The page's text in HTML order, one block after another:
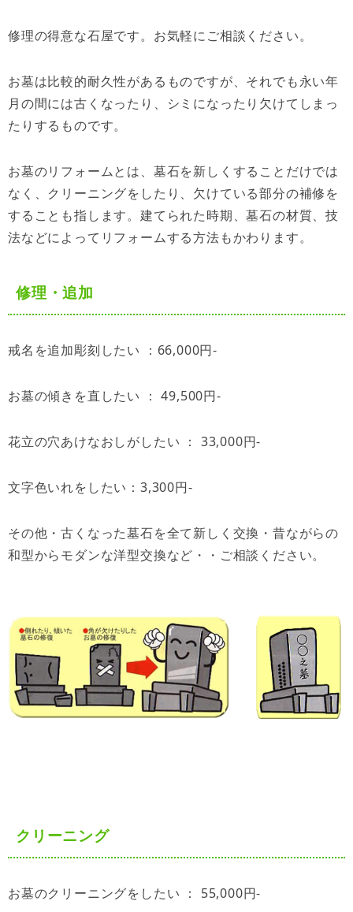
修理の得意な石屋です。お気軽にご相談ください。
お墓は比較的耐久性があるものですが、それでも永い年
月の間には古くなったり、シミになったり欠けてしまっ
たりするものです。
お墓のリフォームとは、墓石を新しくすることだけでは
なく、クリーニングをしたり、欠けている部分の補修を
することも指します。建てられた時期、墓石の材質、技
法などによってリフォームする方法もかわります。
修理・追加
戒名を追加彫刻したい ：66,000円-
お墓の傾きを直したい ： 49,500円-
花立の穴あけなおしがしたい ： 33,000円-
文字色いれをしたい：3,300円-
その他・古くなった墓石を全て新しく交換・昔ながらの
和型からモダンな洋型交換など・・ご相談ください。
クリーニング
お墓のクリーニングをしたい ： 55,000円-